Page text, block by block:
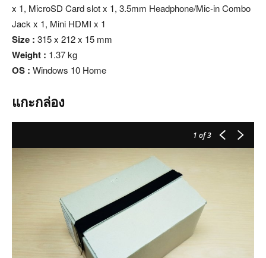
x 1, MicroSD Card slot x 1, 3.5mm Headphone/Mic-in Combo
Jack x 1, Mini HDMI x 1
Size : 315 x 212 x 15 mm
Weight : 1.37 kg
OS : Windows 10 Home
แกะกล่อง
1 of 3